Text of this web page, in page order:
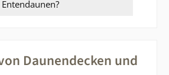
Daunendecken und